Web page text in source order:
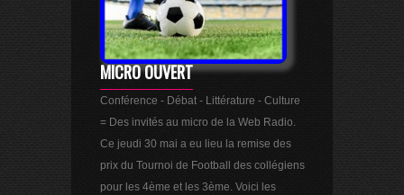
MICRO OUVERT
Conférence - Débat - Littérature - Culture
= Des invités au micro de la Web Radio.
Ce jeudi 30 mai a eu lieu la remise des
prix du Tournoi de Football des collégiens
pour les 4ème et les 3ème. Voici les